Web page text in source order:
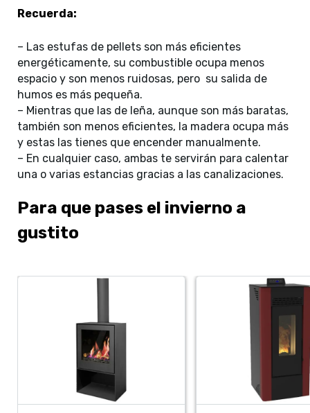
Recuerda:
– Las estufas de pellets son más eficientes
energéticamente, su combustible ocupa menos
espacio y son menos ruidosas, pero su salida de
humos es más pequeña.
– Mientras que las de leña, aunque son más baratas,
también son menos eficientes, la madera ocupa más
y estas las tienes que encender manualmente.
– En cualquier caso, ambas te servirán para calentar
una o varias estancias gracias a las canalizaciones.
Para que pases el invierno a
gustito